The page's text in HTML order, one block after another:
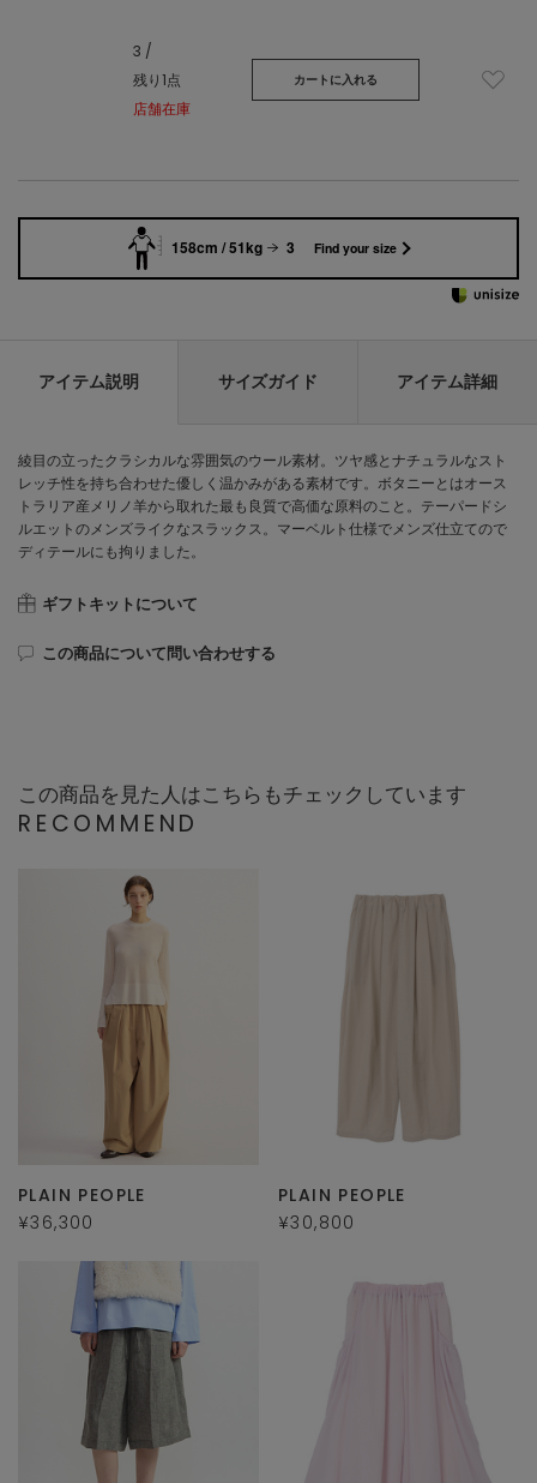
3 /
残り1点
店舗在庫
カートに入れる
158cm / 51kg 3 Find your size
アイテム説明 サイズガイド アイテム詳細
綾目の立ったクラシカルな雰囲気のウール素材。ツヤ感とナチュラルなスト
レッチ性を持ち合わせた優しく温かみがある素材です。ボタニーとはオース
トラリア産メリノ羊から取れた最も良質で高価な原料のこと。テーパードシ
ルエットのメンズライクなスラックス。マーベルト仕様でメンズ仕立てので
ディテールにも拘りました。
ギフトキットについて
この商品について問い合わせする
この商品を見た人はこちらもチェックしています
RECOMMEND
PLAIN PEOPLE
¥36,300
PLAIN PEOPLE
¥30,800